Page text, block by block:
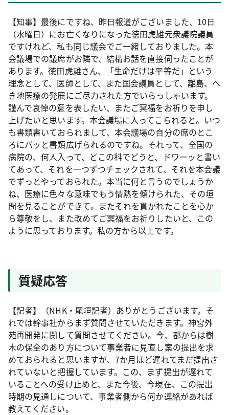
【知事】最後にですね、昨日報道がございました、10日
（水曜日）にお亡くなりになった徳田虎雄元衆議院議員
ですけれど、私も同じ議会でご一緒しておりました。本
会議場での議席がお隣で、結構お話を直接伺ったことが
あります。徳田虎雄さん、「生命だけは平等だ」という
理念として、医師として、また国会議員として、離島、へ
き地医療の発展にご尽力された方でいらっしゃいます。
謹んで哀悼の意を表したい、またご冥福をお祈りを申し
上げたいと思います。本会議場に入ってこられると。いつ
も書類書いておられまして、本会議場の自分の席のとこ
ろにバッと書類広げられるのですね。それって、全国の
病院の、何人入って、どこの科でどうと、ドワーッと書い
てあって、それを一つずつチェックされて、それを本会議
でずっとやっておられた。本当に何と言うのでしょうか
ね、医療に色々な意味でもう情熱を傾けられた、その垣
間を見ることができて。またそれを貫かれたことを心か
ら尊敬をし、また改めてご冥福をお祈りしたいと、この
ように思っております。私の方から以上です。
質疑応答
【記者】（NHK・尾垣記者）ありがとうございます。そ
れでは幹事社からまず質問させていただきます。神宮外
苑再開発に関して質問させてください。今、都からは樹
木の保全のあり方について事業者に見直し案の提出を求
めておられると思いますが、7か月ほど遅れてまだ提出さ
れていないと把握しています。この、まず提出が遅れて
いることへの受け止めと、また今後、今現在、この提出
時期の見通しについて、事業者側から何か連絡があれば
教えてください。